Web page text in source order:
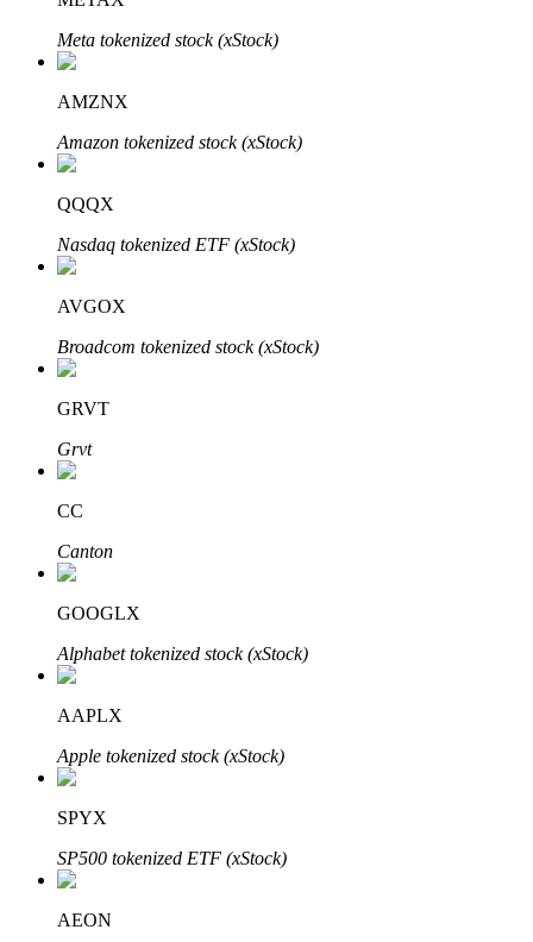
Investimento Automático
Obtenha lucro a longo prazo e interesses flexíveis
Bitrue
Parceiros Bitrue
Afiliados Bitrue
Meta tokenized stock (xStock)
AMZNX
Amazon tokenized stock (xStock)
QQQX
Nasdaq tokenized ETF (xStock)
AVGOX
Broadcom tokenized stock (xStock)
GRVT
Grvt
CC
Canton
GOOGLX
Alphabet tokenized stock (xStock)
AAPLX
Apple tokenized stock (xStock)
SPYX
SP500 tokenized ETF (xStock)
AEON